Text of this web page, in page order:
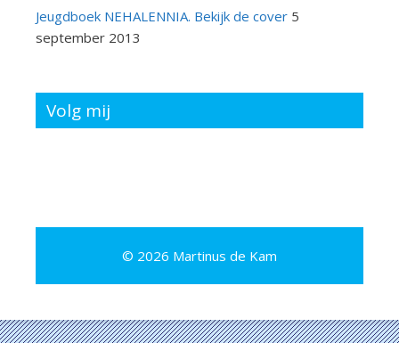
Jeugdboek NEHALENNIA. Bekijk de cover 5
september 2013
Volg mij
© 2026 Martinus de Kam